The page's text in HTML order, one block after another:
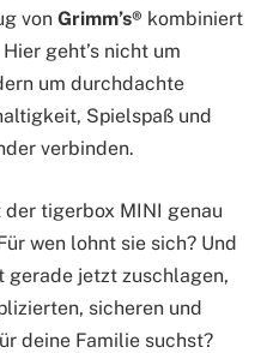
von Grimm’s® kombiniert
geht’s nicht um
um durchdachte
Spielspaß und
verbinden.
der tigerbox MINI genau
wen lohnt sie sich? Und
jetzt zuschlagen,
sicheren und
deine Familie suchst?